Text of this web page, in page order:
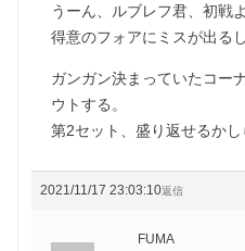
うーん、ルブレフ君、初戦
得意のフォアにミスが出る
ガンガン決まっていたコー
ウトする。
第2セット、盛り返せるかし
2021/11/17 23:03:10返信
FUMA